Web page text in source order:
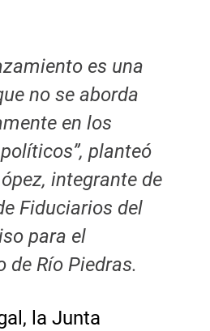
es una
no se aborda
en los
planteó
integrante de
Fiduciarios del
para el
de Río Piedras.
la Junta